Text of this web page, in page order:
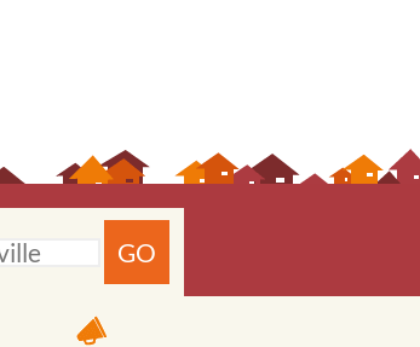
GO